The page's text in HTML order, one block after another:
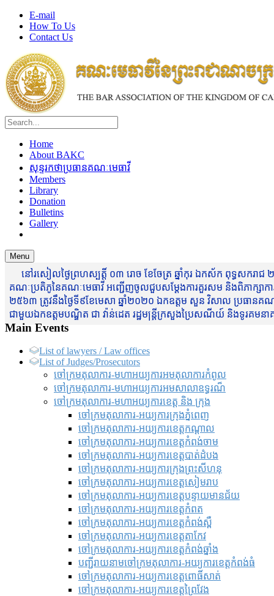
E-mail
How To Us
Contact Us
Home
About BAKC
សុន្ទរកថាប្រធានគណៈមេធាវី
Members
Library
Donation
Bulletins
Gallery
Menu
នៅរសៀលថ្ងៃព្រហស្បត្តិ៍ ០៣ រោច ខែចែត្រ ឆ្នាំកុរ ឯកស័ក ពុទ្ធសករាជ
គណៈប្រតិភូនៃគណៈមេធាវី អញ្ជើញចូលជួបសម្តែងការគួរសម និងពិភាក្សាកា
២៥៦៣ ត្រូវនឹងថ្ងៃទី៩ខែមេសា ឆ្នាំ២០២០ ឯកឧត្តម សួន វិសាល ប្រធានគណ
ជាមួយឯកឧត្តមបណ្ឌិត ជា វ៉ាន់ដេត រដ្ឋមន្រ្តីក្រសួងប្រៃសណីយ៍ និងទូរគ
Main Events
List of lawyers / Law offices
List of Judges/Prosecutors
ចៅក្រមតុលាការ-មហាអយ្យការអមតុលាការកំពូល
ចៅក្រមតុលាការ-មហាអយ្យការអមសាលាឧទ្ធរណ៏
ចៅក្រមតុលាការ-មហាអយ្យការខេត្ត និង ក្រុង
ចៅក្រមតុលាការ-អយ្យការក្រុងភ្នំពេញ
ចៅក្រមតុលាការ-អយ្យការខេត្តកណ្តាល
ចៅក្រមតុលាការ-អយ្យការខេត្តកំពង់ចាម
ចៅក្រមតុលាការ-អយ្យការខេត្តបាត់ដំបង
ចៅក្រមតុលាការ-អយ្យការ​ក្រុងព្រះសីហនុ
ចៅក្រមតុលាការ-អយ្យការខេត្តសៀមរាប
ចៅក្រមតុលាការ-អយ្យការខេត្តបន្ទាយមានជ័យ
ចៅក្រមតុលាការ-អយ្យការខេត្តកំពត
ចៅក្រមតុលាការ-អយ្យការខេត្តកំពង់ស្ពឺ
ចៅក្រមតុលាការ-អយ្យការខេត្តតាកែវ
ចៅក្រមតុលាការ-អយ្យការខេត្តកំពង់ឆ្នាំង
បញ្ជីរាយនាមចៅក្រមតុលាការ-អយ្យការខេត្តកំពង់ធំ
ចៅក្រមតុលាការ-អយ្យការខេត្តពោធិ៍សាត់
ចៅក្រមតុលាការ-អយ្យការខេត្តព្រៃវែង